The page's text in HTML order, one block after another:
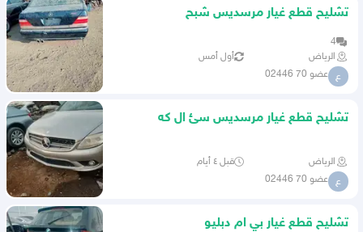
تشليح قطع غيار مرسديس شبح
4
الرياض
أول أمس
ع عضو 70 02446
تشليح قطع غيار مرسديس سئ ال كه
الرياض قبل ٤ أيام
ع عضو 70 02446
تشليح قطع غيار بي ام دبليو